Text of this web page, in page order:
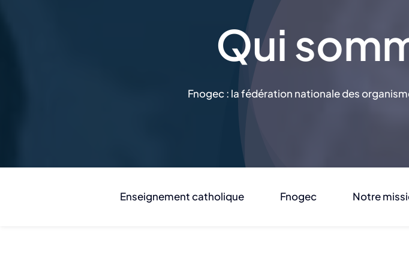
Qui
Fnogec : la fédération nationale des
Enseignement catholique Fnogec Notre